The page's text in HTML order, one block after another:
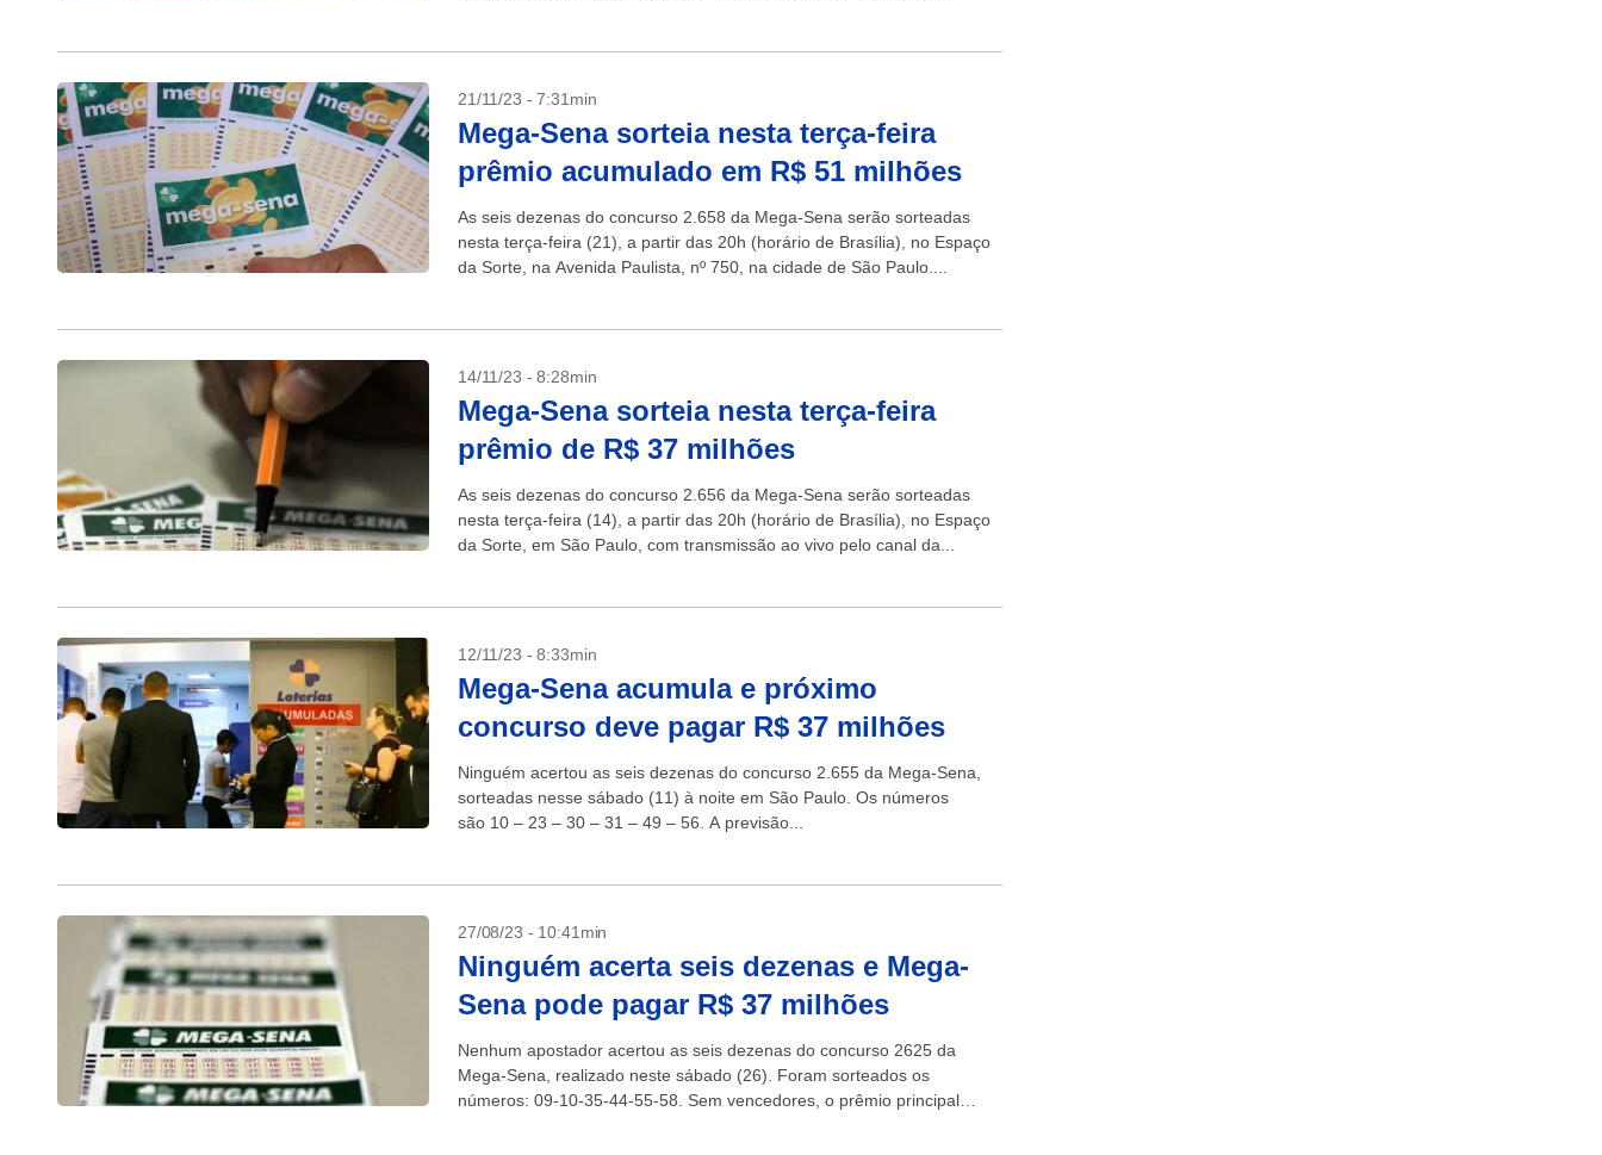
21/11/23 - 7:31min
Mega-Sena sorteia nesta terça-feira
prêmio acumulado em R$ 51 milhões
As seis dezenas do concurso 2.658 da Mega-Sena serão sorteadas
nesta terça-feira (21), a partir das 20h (horário de Brasília), no Espaço
da Sorte, na Avenida Paulista, nº 750, na cidade de São Paulo....
14/11/23 - 8:28min
Mega-Sena sorteia nesta terça-feira
prêmio de R$ 37 milhões
As seis dezenas do concurso 2.656 da Mega-Sena serão sorteadas
nesta terça-feira (14), a partir das 20h (horário de Brasília), no Espaço
da Sorte, em São Paulo, com transmissão ao vivo pelo canal da...
12/11/23 - 8:33min
Mega-Sena acumula e próximo
concurso deve pagar R$ 37 milhões
Ninguém acertou as seis dezenas do concurso 2.655 da Mega-Sena,
sorteadas nesse sábado (11) à noite em São Paulo. Os números
são 10 – 23 – 30 – 31 – 49 – 56. A previsão...
27/08/23 - 10:41min
Ninguém acerta seis dezenas e Mega-
Sena pode pagar R$ 37 milhões
Nenhum apostador acertou as seis dezenas do concurso 2625 da
Mega-Sena, realizado neste sábado (26). Foram sorteados os
números: 09-10-35-44-55-58. Sem vencedores, o prêmio principal